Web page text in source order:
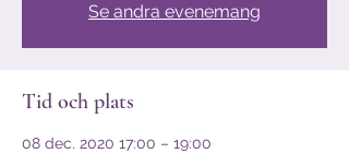
Se andra evenemang
Tid och plats
08 dec. 2020 17:00 – 19:00